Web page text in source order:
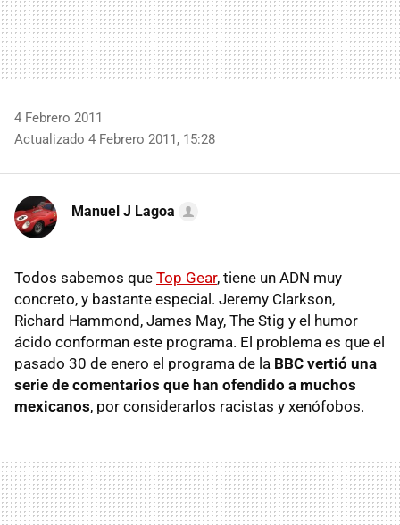
4 Febrero 2011
Actualizado 4 Febrero 2011, 15:28
Manuel J Lagoa
Todos sabemos que Top Gear, tiene un ADN muy
concreto, y bastante especial. Jeremy Clarkson,
Richard Hammond, James May, The Stig y el humor
ácido conforman este programa. El problema es que el
pasado 30 de enero el programa de la BBC vertió una
serie de comentarios que han ofendido a muchos
mexicanos, por considerarlos racistas y xenófobos.